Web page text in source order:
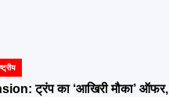
ट्रंप का ‘आखिरी मौका’ ऑफर,